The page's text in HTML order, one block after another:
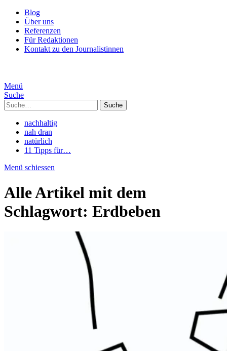
Blog
Über uns
Referenzen
Für Redaktionen
Kontakt zu den Journalistinnen
Menü
Suche
Suche
nachhaltig
nah dran
natürlich
11 Tipps für…
Menü schiessen
Alle Artikel mit dem
Schlagwort: Erdbeben